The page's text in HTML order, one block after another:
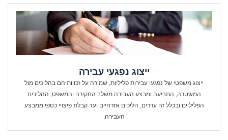
ייצוג נפגעי עבירה
ייצוג משפטי של נפגעי עבירות פליליות, שמירה על זכויותיהם בהליכים מול
המשטרה, התביעה ומבצע העבירה משלב החקירה והמשפט, ההליכים
הפליליים ובכלל זה עררים, הליכים אזרחיים ועד קבלת פיצויי כספי ממבצע
העבירה.